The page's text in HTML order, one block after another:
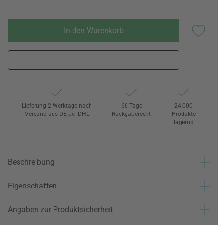
In den Warenkorb
Lieferung 2 Werktage nach
Versand aus DE per DHL
60 Tage
Rückgaberecht
24.000
Produkte
lagernd
Beschreibung
Eigenschaften
Angaben zur Produktsicherheit